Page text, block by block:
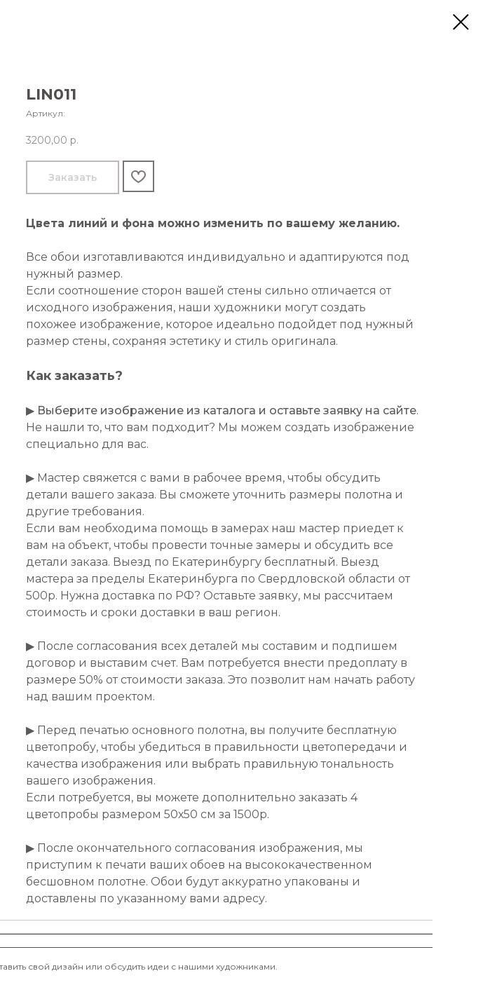
LIN011
Артикул:
3200,00 р.
Заказать
Цвета линий и фона можно изменить по вашему желанию.
Все обои изготавливаются индивидуально и адаптируются под
нужный размер.
Если соотношение сторон вашей стены сильно отличается от
исходного изображения, наши художники могут создать
похожее изображение, которое идеально подойдет под нужный
размер стены, сохраняя эстетику и стиль оригинала.
Как заказать?
▶ Выберите изображение из каталога и оставьте заявку на сайте.
Не нашли то, что вам подходит? Мы можем создать изображение
специально для вас.
▶ Мастер свяжется с вами в рабочее время, чтобы обсудить
детали вашего заказа. Вы сможете уточнить размеры полотна и
другие требования.
Если вам необходима помощь в замерах наш мастер приедет к
вам на объект, чтобы провести точные замеры и обсудить все
детали заказа. Выезд по Екатеринбургу бесплатный. Выезд
мастера за пределы Екатеринбурга по Свердловской области от
500р. Нужна доставка по РФ? Оставьте заявку, мы рассчитаем
стоимость и сроки доставки в ваш регион.
▶ После согласования всех деталей мы составим и подпишем
договор и выставим счет. Вам потребуется внести предоплату в
размере 50% от стоимости заказа. Это позволит нам начать работу
над вашим проектом.
▶ Перед печатью основного полотна, вы получите бесплатную
цветопробу, чтобы убедиться в правильности цветопередачи и
качества изображения или выбрать правильную тональность
вашего изображения.
Если потребуется, вы можете дополнительно заказать 4
цветопробы размером 50х50 см за 1500р.
▶ После окончательного согласования изображения, мы
приступим к печати ваших обоев на высококачественном
бесшовном полотне. Обои будут аккуратно упакованы и
доставлены по указанному вами адресу.
свой дизайн или обсудить идеи с нашими художниками.